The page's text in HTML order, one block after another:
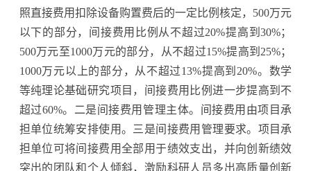
照直接费用扣除设备购置费后的一定比例核定，500万元
以下的部分，间接费用比例从不超过20%提高到30%；
500万元至1000万元的部分，从不超过15%提高到25%；
1000万元以上的部分，从不超过13%提高到20%。数学
等纯理论基础研究项目，间接费用比例进一步提高到不
超过60%。二是间接费用管理主体。间接费用由项目承
担单位统筹安排使用。三是间接费用管理要求。项目承
担单位可将间接费用全部用于绩效支出，并向创新绩效
突出的团队和个人倾斜，激励科研人员多出高质量创新